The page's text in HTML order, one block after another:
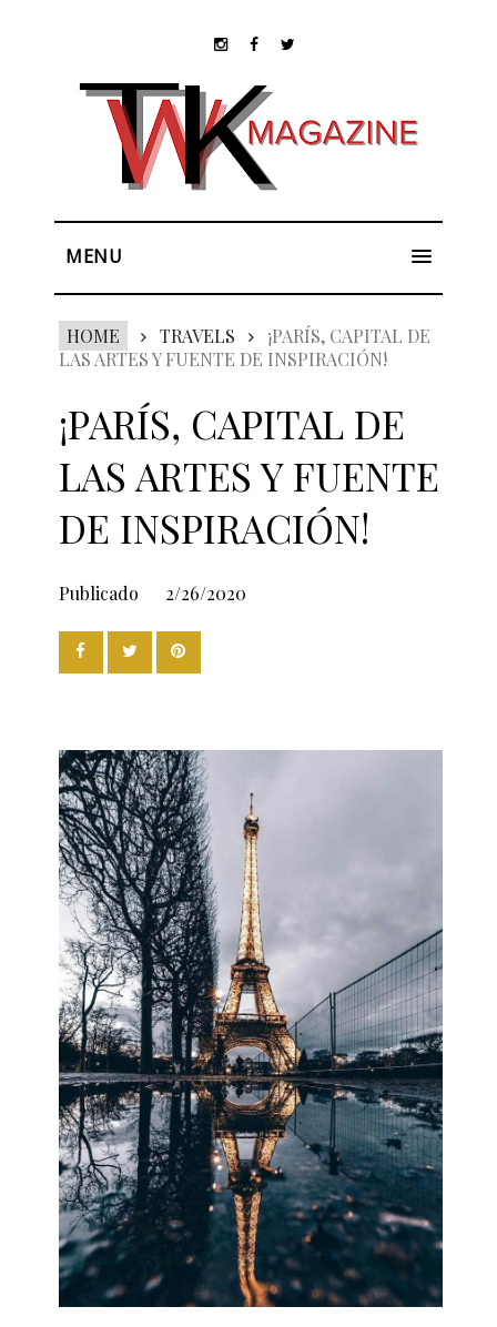
MENU
HOME TRAVELS
¡PARÍS, CAPITAL DE
LAS ARTES Y FUENTE DE INSPIRACIÓN!
¡PARÍS, CAPITAL DE
LAS ARTES Y FUENTE
DE INSPIRACIÓN!
Publicado 2/26/2020